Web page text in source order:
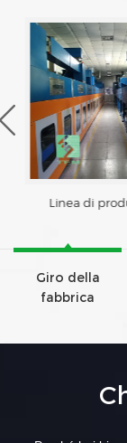
Linea di
Giro della
fabbrica